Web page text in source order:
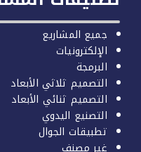
جميع المشاريع
الإلكترونيات
البرمجة
التصميم ثلاثي الأبعاد
التصميم ثنائي الأبعاد
التصنيع اليدوي
تطبيقات الجوال
غير مصنف